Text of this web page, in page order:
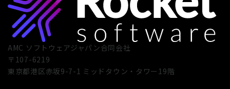
AMC ソフトウェアジャパン合同会社
〒107-6219
東京都港区赤坂9-7-1 ミッドタウン・タワー19階